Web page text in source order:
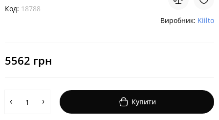
Код: 18788
Виробник: Kiilto
5562 грн
Купити